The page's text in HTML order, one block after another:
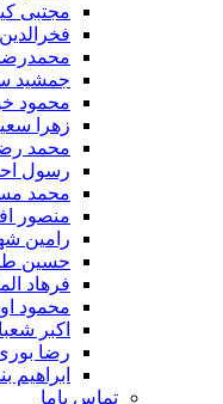
مجتبی
جمشید
محمود
زهرا
محمد
رسول
محمد
منصور
رامین
حسین
فرهاد
محمود
اکبر
رضا
ابراهیم
تماس باما